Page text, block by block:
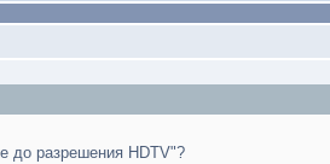
до разрешения HDTV"?